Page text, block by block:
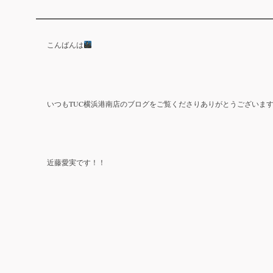
こんばんは
いつもTUC横浜港南店のブログをご覧くださりありがとうございま
近藤愛実です！！